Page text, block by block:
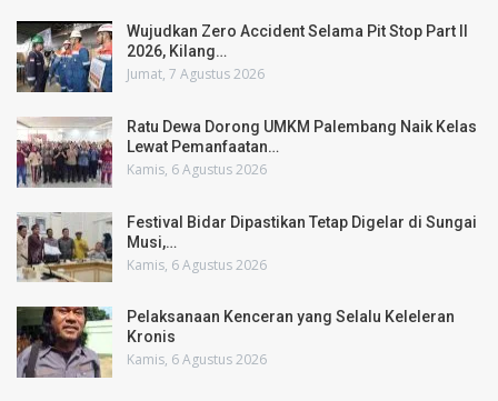
Wujudkan Zero Accident Selama Pit Stop Part II
2026, Kilang…
Jumat, 7 Agustus 2026
Ratu Dewa Dorong UMKM Palembang Naik Kelas
Lewat Pemanfaatan…
Kamis, 6 Agustus 2026
Festival Bidar Dipastikan Tetap Digelar di Sungai
Musi,…
Kamis, 6 Agustus 2026
Pelaksanaan Kenceran yang Selalu Keleleran
Kronis
Kamis, 6 Agustus 2026